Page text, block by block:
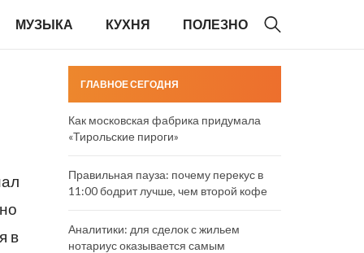
МУЗЫКА КУХНЯ ПОЛЕЗНО
в
ГЛАВНОЕ СЕГОДНЯ
Как московская фабрика придумала
«Тирольские пироги»
Правильная пауза: почему перекус в
11:00 бодрит лучше, чем второй кофе
Аналитики: для сделок с жильем
нотариус оказывается самым